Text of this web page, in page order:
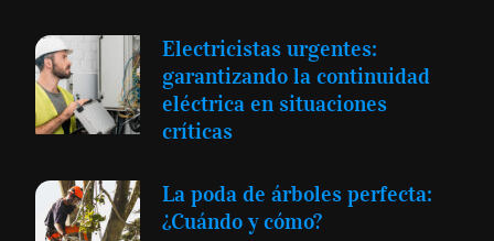
Electricistas urgentes:
garantizando la continuidad
eléctrica en situaciones
críticas
La poda de árboles perfecta:
¿Cuándo y cómo?